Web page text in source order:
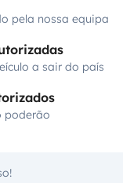
pela nossa equipa
a sair do país
poderão